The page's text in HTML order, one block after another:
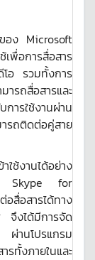
อง Microsoft
เพื่อการสื่อสาร
อ รวมทั้งการ
ารถสื่อสารและ
ารใช้งานผ่าน
รถติดต่อคู่สาย
าใช้งานได้อย่าง
มSkype for
สื่อสารได้ทาง
จึงได้มีการจัด
ผ่านโปรแกรม
รทั้งภายในและ